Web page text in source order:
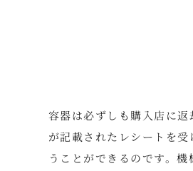
容器は必ずしも購入店に
が記載されたレシートを
うことができるのです。